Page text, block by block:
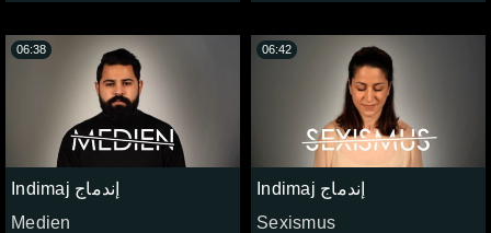
Indimaj إندماج
Medien
06:38
Indimaj إندماج
Sexismus
06:42